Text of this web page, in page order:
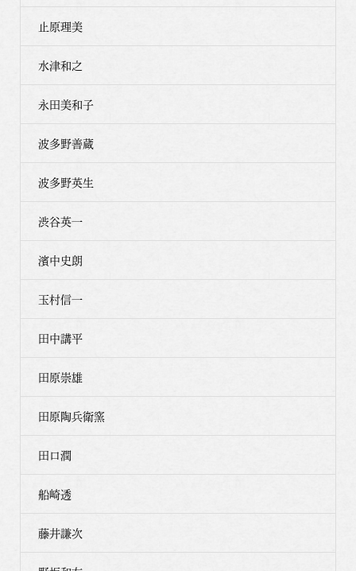
止原理美
水津和之
永田美和子
波多野善蔵
波多野英生
渋谷英一
濱中史朗
玉村信一
田中講平
田原崇雄
田原陶兵衛窯
田口潤
船崎透
藤井謙次